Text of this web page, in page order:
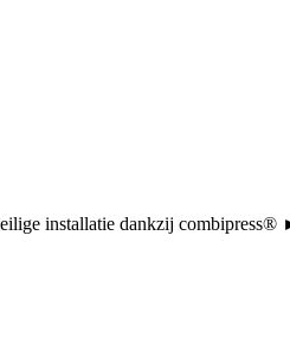
installatie dankzij